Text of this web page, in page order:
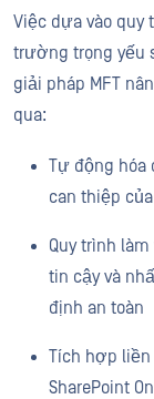
Việc dựa vào quy
trường trọng yếu
giải pháp MFT
qua:
Tự động hóa
can thiệp
Quy trình
tin cậy và
định an toàn
Tích hợp liền
SharePoint